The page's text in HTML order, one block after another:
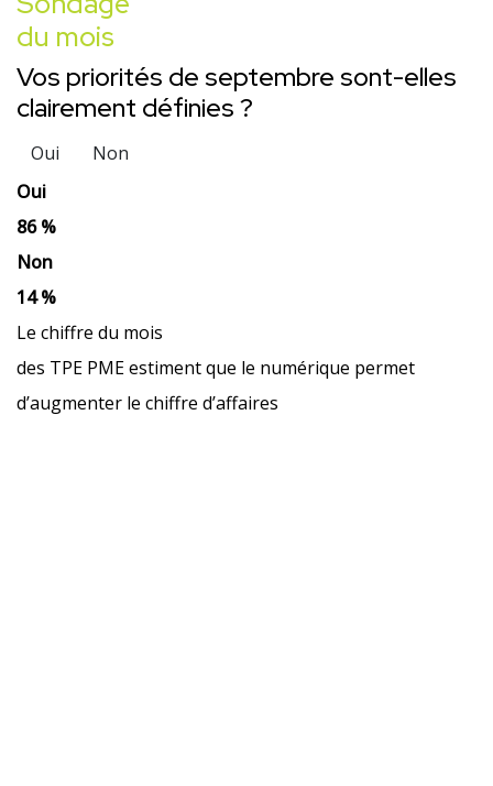
du mois
Vos priorités de septembre sont-elles
clairement définies ?
Oui
Non
Oui
86 %
Non
14 %
Le chiffre du mois
des TPE PME estiment que le numérique permet
d’augmenter le chiffre d’affaires